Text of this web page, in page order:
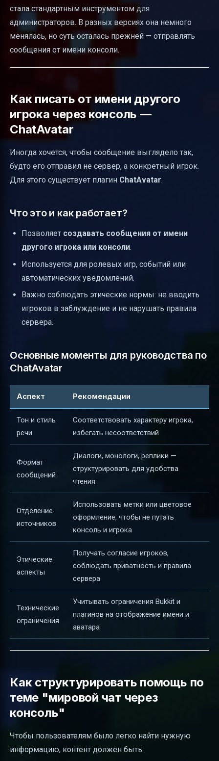
стала стандартным инструментом для
администраторов. В разных версиях она немного
менялась, но суть осталась прежней — отправлять
сообщения от имени консоли.
Как писать от имени другого
игрока через консоль —
ChatAvatar
Иногда хочется, чтобы сообщение выглядело так,
будто его отправил не сервер, а конкретный игрок.
Для этого существует плагин ChatAvatar.
Что это и как работает?
Позволяет создавать сообщения от имени
другого игрока или консоли.
Используется для ролевых игр, событий или
автоматических уведомлений.
Важно соблюдать этические нормы: не вводить
игроков в заблуждение и не нарушать правила
сервера.
Основные моменты для руководства по
ChatAvatar
Аспект Рекомендации
Тон и стиль
речи
Соответствовать характеру игрока,
избегать несоответствий
Формат
сообщений
Диалоги, монологи, реплики —
структурировать для удобства
чтения
Отделение
источников
Использовать метки или цветовое
оформление, чтобы не путать
консоль и игрока
Этические
аспекты
Получать согласие игроков,
соблюдать приватность и правила
сервера
Технические
ограничения
Учитывать ограничения Bukkit и
плагинов на отображение имени и
аватара
Как структурировать помощь по
теме "мировой чат через
консоль"
Чтобы пользователям было легко найти нужную
информацию, контент должен быть: